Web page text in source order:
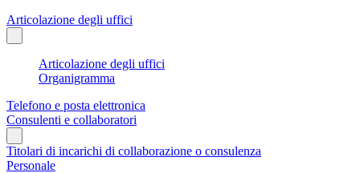
Articolazione degli uffici
Articolazione degli uffici
Organigramma
Telefono e posta elettronica
Consulenti e collaboratori
Titolari di incarichi di collaborazione o consulenza
Personale